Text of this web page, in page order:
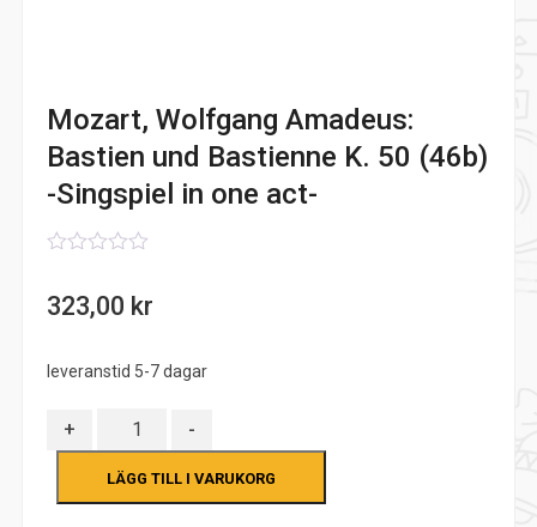
Mozart, Wolfgang Amadeus:
Bastien und Bastienne K. 50 (46b)
-Singspiel in one act-
of
323,00 kr
leveranstid 5-7 dagar
+ Antal -
LÄGG TILL I VARUKORG